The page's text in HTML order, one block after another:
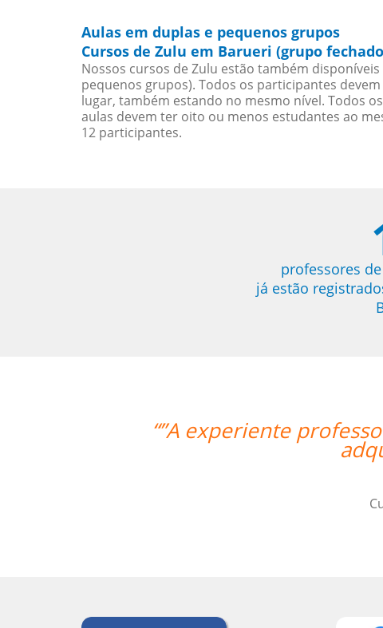
Aulas em duplas e pequenos grupos
Cursos de Zulu em Barueri (grupo
Nossos cursos de Zulu estão também
pequenos grupos). Todos os participantes
lugar, também estando no mesmo nível. Todos
aulas devem ter oito ou menos estudantes ao
12 participantes.
professores
já estão
mesmo via Skype me fazer